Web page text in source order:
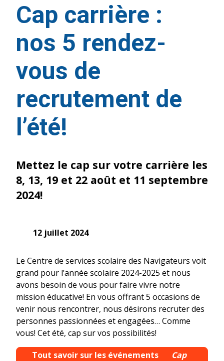
Cap carrière :
nos 5 rendez-
vous de
recrutement de
l’été!
Mettez le cap sur votre carrière les
8, 13, 19 et 22 août et 11 septembre
2024!
12 juillet 2024
Le Centre de services scolaire des Navigateurs voit
grand pour l’année scolaire 2024-2025 et nous
avons besoin de vous pour faire vivre notre
mission éducative! En vous offrant 5 occasions de
venir nous rencontrer, nous désirons recruter des
personnes passionnées et engagées… Comme
vous! Cet été, cap sur vos possibilités!
Tout savoir sur les événements
Cap